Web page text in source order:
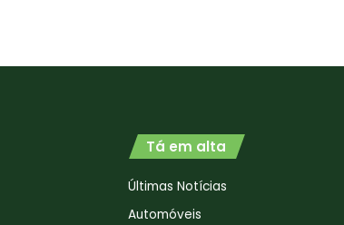
Tá em alta
Últimas Notícias
Automóveis